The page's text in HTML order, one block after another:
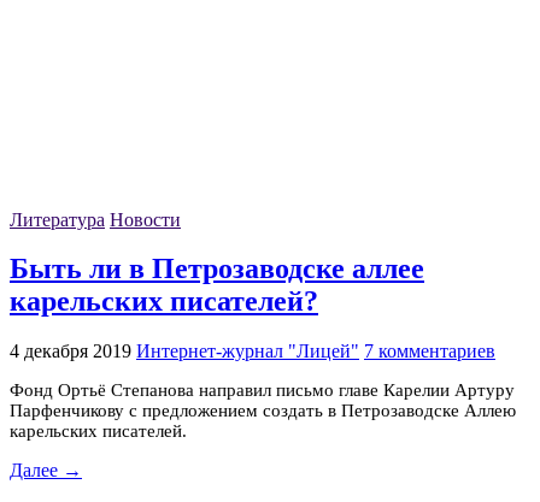
Литература Новости
Быть ли в Петрозаводске аллее
карельских писателей?
4 декабря 2019 Интернет-журнал "Лицей" 7 комментариев
Фонд Ортьё Степанова направил письмо главе Карелии Артуру
Парфенчикову с предложением создать в Петрозаводске Аллею
карельских писателей.
Далее →